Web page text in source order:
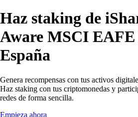
Haz staking de
Aware MSCI EAFE
España
Genera recompensas con tus activos
Haz staking con tus criptomonedas y
redes de forma sencilla.
Empieza ahora